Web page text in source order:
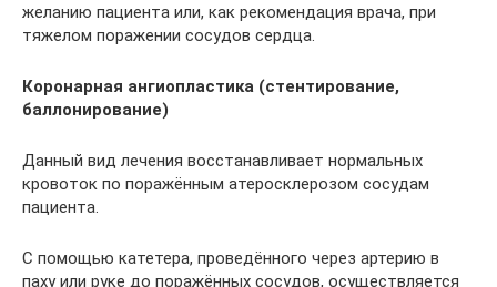
желанию пациента или, как рекомендация врача, при
тяжелом поражении сосудов сердца.
Коронарная ангиопластика (стентирование,
баллонирование)
Данный вид лечения восстанавливает нормальных
кровоток по поражённым атеросклерозом сосудам
пациента.
С помощью катетера, проведённого через артерию в
паху или руке до поражённых сосудов, осуществляется